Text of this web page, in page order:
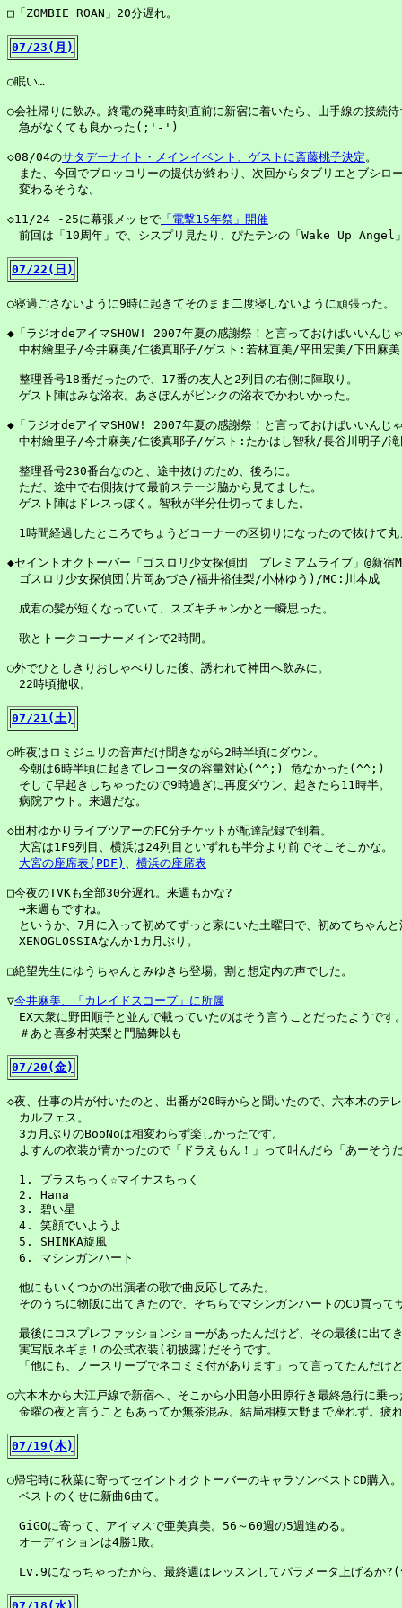
□「ZOMBIE ROAN」20分遅れ。
07/23(月)
○眠い…
○会社帰りに飲み。終電の発車時刻直前に新宿に着いたら、山手線の接続
急がなくても良かった(;'-')
◇08/04のサタデーナイト・メインイベント、ゲストに斎藤桃子決定。
また、今回でブロッコリーの提供が終わり、次回からタブリエとブシロ
変わるそうな。
◇11/24 -25に幕張メッセで 「電撃15年祭」開催
前回は「10周年」で、シスプリ見たり、ぴたテンの「Wake Up Angel
07/22(日)
○寝過ごさないように9時に起きてそのまま二度寝しないように頑張った。
◆「ラジオdeアイマSHOW! 2007年夏の感謝祭！と言っておけばいいんじ
中村繪里子/今井麻美/仁後真耶子/ゲスト:若林直美/平田宏美/下田麻美
整理番号18番だったので、17番の友人と2列目の右側に陣取り。
ゲスト陣はみな浴衣。あさぽんがピンクの浴衣でかわいかった。
◆「ラジオdeアイマSHOW! 2007年夏の感謝祭！と言っておけばいいんじ
中村繪里子/今井麻美/仁後真耶子/ゲスト:たかはし智秋/長谷川明子/滝
整理番号230番台なのと、途中抜けのため、後ろに。
ただ、途中で右側抜けて最前ステージ脇から見てました。
ゲスト陣はドレスっぽく。智秋が半分仕切ってました。
1時間経過したところでちょうどコーナーの区切りになったので抜けて
◆セイントオクトーバー「ゴスロリ少女探偵団　プレミアムライブ」@新宿
ゴスロリ少女探偵団(片岡あづさ/福井裕佳梨/小林ゆう)/MC:川本成
成君の髪が短くなっていて、スズキチャンかと一瞬思った。
歌とトークコーナーメインで2時間。
○外でひとしきりおしゃべりした後、誘われて神田へ飲みに。
22時頃撤収。
07/21(土)
○昨夜はロミジュリの音声だけ聞きながら2時半頃にダウン。
今朝は6時半頃に起きてレコーダの容量対応(^^;) 危なかった(^^;)
そして早起きしちゃったので9時過ぎに再度ダウン、起きたら11時半。
病院アウト。来週だな。
◇田村ゆかりライブツアーのFC分チケットが配達記録で到着。
大宮は1F9列目、横浜は24列目といずれも半分より前でそこそこかな。
大宮の座席表(PDF) 、 横浜の座席表
□今夜のTVKも全部30分遅れ。来週もかな?
→来週もですね。
というか、7月に入って初めてずっと家にいた土曜日で、初めてちゃん
XENOGLOSSIAなんか1カ月ぶり。
□絶望先生にゆうちゃんとみゆきち登場。割と想定内の声でした。
▽今井麻美、「カレイドスコープ」に所属
EX大衆に野田順子と並んで載っていたのはそう言うことだったようです
＃あと喜多村英梨と門脇舞以も
07/20(金)
◇夜、仕事の片が付いたのと、出番が20時からと聞いたので、六本木のテ
カルフェス。
3カ月ぶりのBooNoは相変わらず楽しかったです。
よすんの衣装が青かったので「ドラえもん！」って叫んだら「あーそ
1. プラスちっく☆マイナスちっく
2. Hana
3. 碧い星
4. 笑顔でいようよ
5. SHINKA旋風
6. マシンガンハート
他にもいくつかの出演者の歌で曲反応してみた。
そのうちに物販に出てきたので、そちらでマシンガンハートのCD買って
最後にコスプレファッションショーがあったんだけど、その最後に出て
実写版ネギま！の公式衣装(初披露)だそうです。
「他にも、ノースリーブでネコミミ付があります」って言ってたんだけ
○六本木から大江戸線で新宿へ、そこから小田急小田原行き最終急行に乗
金曜の夜と言うこともあってか無茶混み。結局相模大野まで座れず。
07/19(木)
○帰宅時に秋葉に寄ってセイントオクトーバーのキャラソンベストCD購入。
ベストのくせに新曲6曲て。
GiGOに寄って、アイマスで亜美真美。56～60週の5週進める。
オーディションは4勝1敗。
Lv.9になっちゃったから、最終週はレッスンしてパラメータ上げるか